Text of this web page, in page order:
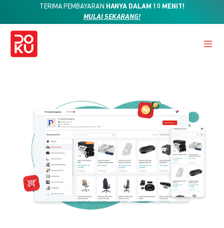
TERIMA PEMBAYARAN HANYA DALAM 10 MENIT!
MULAI SEKARANG!